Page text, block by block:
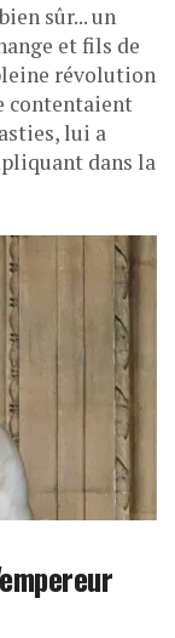
sûr... un
et fils de
révolution
contentaient
lui a
dans la